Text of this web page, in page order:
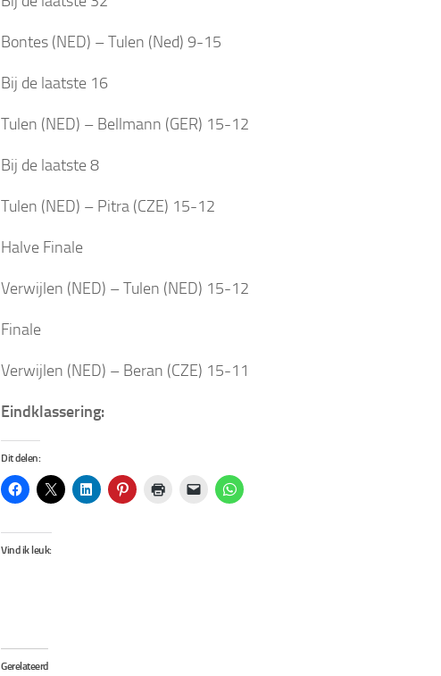
Bontes (NED) – Tulen (Ned) 9-15
Bij de laatste 16
Tulen (NED) – Bellmann (GER) 15-12
Bij de laatste 8
Tulen (NED) – Pitra (CZE) 15-12
Halve Finale
Verwijlen (NED) – Tulen (NED) 15-12
Finale
Verwijlen (NED) – Beran (CZE) 15-11
Eindklassering:
Dit delen:
Vind ik leuk:
Gerelateerd